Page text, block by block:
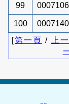
99
100
[第一頁 / 上